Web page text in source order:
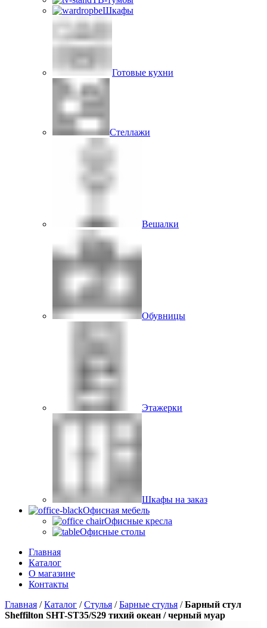
Шкафы
Готовые кухни
Стеллажи
Вешалки
Обувницы
Этажерки
Шкафы на заказ
Офисная мебель
Офисные кресла
Офисные столы
Главная
Каталог
О магазине
Контакты
Главная /Каталог /Стулья /Барные стулья /Барный стул
Sheffilton SHT-ST35/S29 тихий океан / черный муар